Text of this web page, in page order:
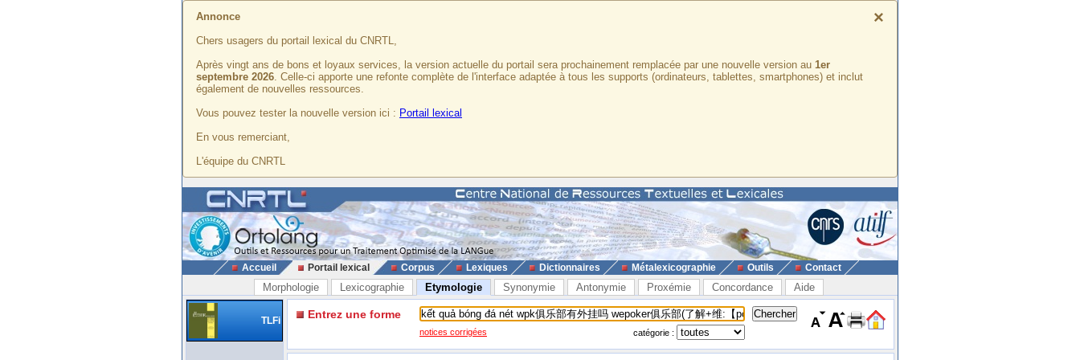
×
Annonce
Chers usagers du portail lexical du CNRTL,
Après vingt ans de bons et loyaux services, la version actuelle du portail sera prochainement remplacée par une nouvelle version au 1er
septembre 2026. Celle-ci apporte une refonte complète de l'interface adaptée à tous les supports (ordinateurs, tablettes, smartphones) et inclut
également de nouvelles ressources.
Vous pouvez tester la nouvelle version ici : Portail lexical
En vous remerciant,
L'équipe du CNRTL
Accueil Portail lexical Corpus Lexiques Dictionnaires Métalexicographie Outils Contact
Morphologie Lexicographie Etymologie Synonymie Antonymie Proxémie Concordance Aide
TLFi Entrez une forme
notices corrigées catégorie :